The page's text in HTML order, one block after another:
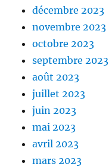
décembre 2023
novembre 2023
octobre 2023
septembre 2023
août 2023
juillet 2023
juin 2023
mai 2023
avril 2023
mars 2023